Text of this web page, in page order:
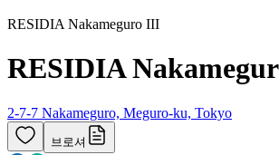
RESIDIA Nakameguro III
RESIDIA
2-7-7 Nakameguro, Meguro-ku, Tokyo
브로셔